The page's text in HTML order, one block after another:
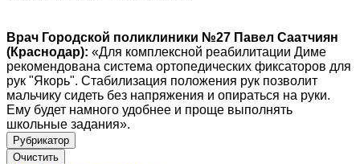
Врач Городской поликлиники №27 Павел Саатчиян
(Краснодар): «Для комплексной реабилитации Диме
рекомендована система ортопедических фиксаторов для
рук "Якорь". Стабилизация положения рук позволит
мальчику сидеть без напряжения и опираться на руки.
Ему будет намного удобнее и проще выполнять
школьные задания».
Рубрикатор